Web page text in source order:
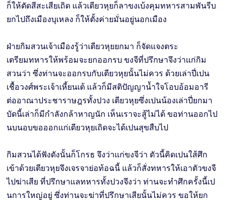
ก็ให้ตัดสีสะเสียเถิด แล้วเตียวหุยก็ลาขงเบ้งคุมทหารสามพันรีบ
ยกไปถึงเมืองบุเหลง ก็ให้ตั้งค่ายมั่นอยู่นอกเมือง
ฝ่ายกิมสวนเจ้าเมืองรู้ว่าเตียวหุยยกมา ก็จัดแจงตระ
เตรียมทหารให้พร้อมจะยกออกรบ ขงจีที่ปรึกษาจึงว่าแก่กิม
สวนว่า ซึ่งท่านจะออกรบกับเตียวหุยนั้นไม่ควร ด้วยเล่าปี่เปน
เชื้อวงศ์พระเจ้าเหี้ยนเต้ แล้วก็มีสติปัญญาน้ำใจโอบอ้อมอารี
ต่ออาณาประชาราษฎรทั้งปวง เตียวหุยซึ่งเปนน้องเล่าปี่ยกมา
บัดนี้เล่าก็มีกำลังกล้าหาญนัก เห็นเราจะสู้ไม่ได้ ขอท่านออกไป
นบนอบขอออกแก่เตียวหุยเถิดจะได้เปนสุขสืบไป
กิมสวนได้ฟังดังนั้นก็โกรธ จึงว่าแก่ขงจีว่า ตัวนี้คิดเปนใส้ศึก
เข้าด้วยเตียวหุยจึงเจรจาย่อท้อฉนี้ แล้วก็สั่งทหารให้เอาตัวขงจี
ไปฆ่าเสีย ที่ปรึกษาแลทหารทั้งปวงจึงว่า ท่านจะทำศึกครั้งนี้เป
นการใหญ่อยู่ ซึ่งท่านจะฆ่าที่ปรึกษาเสียนั้นไม่ควร ขอให้ยก